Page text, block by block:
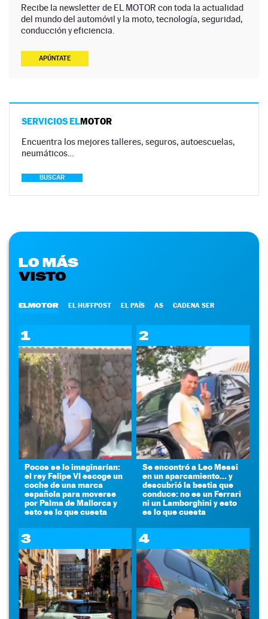
Recibe la newsletter de EL MOTOR con toda la actualidad
del mundo del automóvil y la moto, tecnología, seguridad,
conducción y eficiencia.
APÚNTATE
SERVICIOS ELMOTOR
Encuentra los mejores talleres, seguros, autoescuelas,
neumáticos…
BUSCAR
LO MÁS
VISTO
ELMOTOR EL HUFFPOST EL PAÍS AS CADENA SER
1
Pocos se lo imaginarían:
el rey Felipe VI escoge un
coche de una marca
española para moverse
por Palma de Mallorca y
esto es lo que cuesta
2
Se encontró a Leo Messi
en un aparcamiento... y
descubrió la bestia que
conduce: no es un Ferrari
ni un Lamborghini y esto
es lo que cuesta
3 4